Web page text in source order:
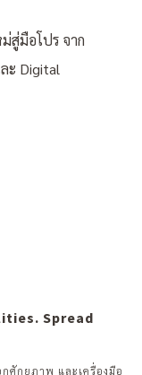
สู่มือโปร จาก
ะ Digital
Spread
ศักยภาพ และเครื่องมือ